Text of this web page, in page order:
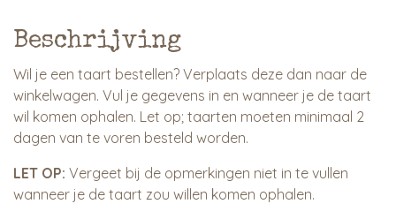
Beschrijving
Wil je een taart bestellen? Verplaats deze dan naar de
winkelwagen. Vul je gegevens in en wanneer je de taart
wil komen ophalen. Let op; taarten moeten minimaal 2
dagen van te voren besteld worden.
LET OP: Vergeet bij de opmerkingen niet in te vullen
wanneer je de taart zou willen komen ophalen.